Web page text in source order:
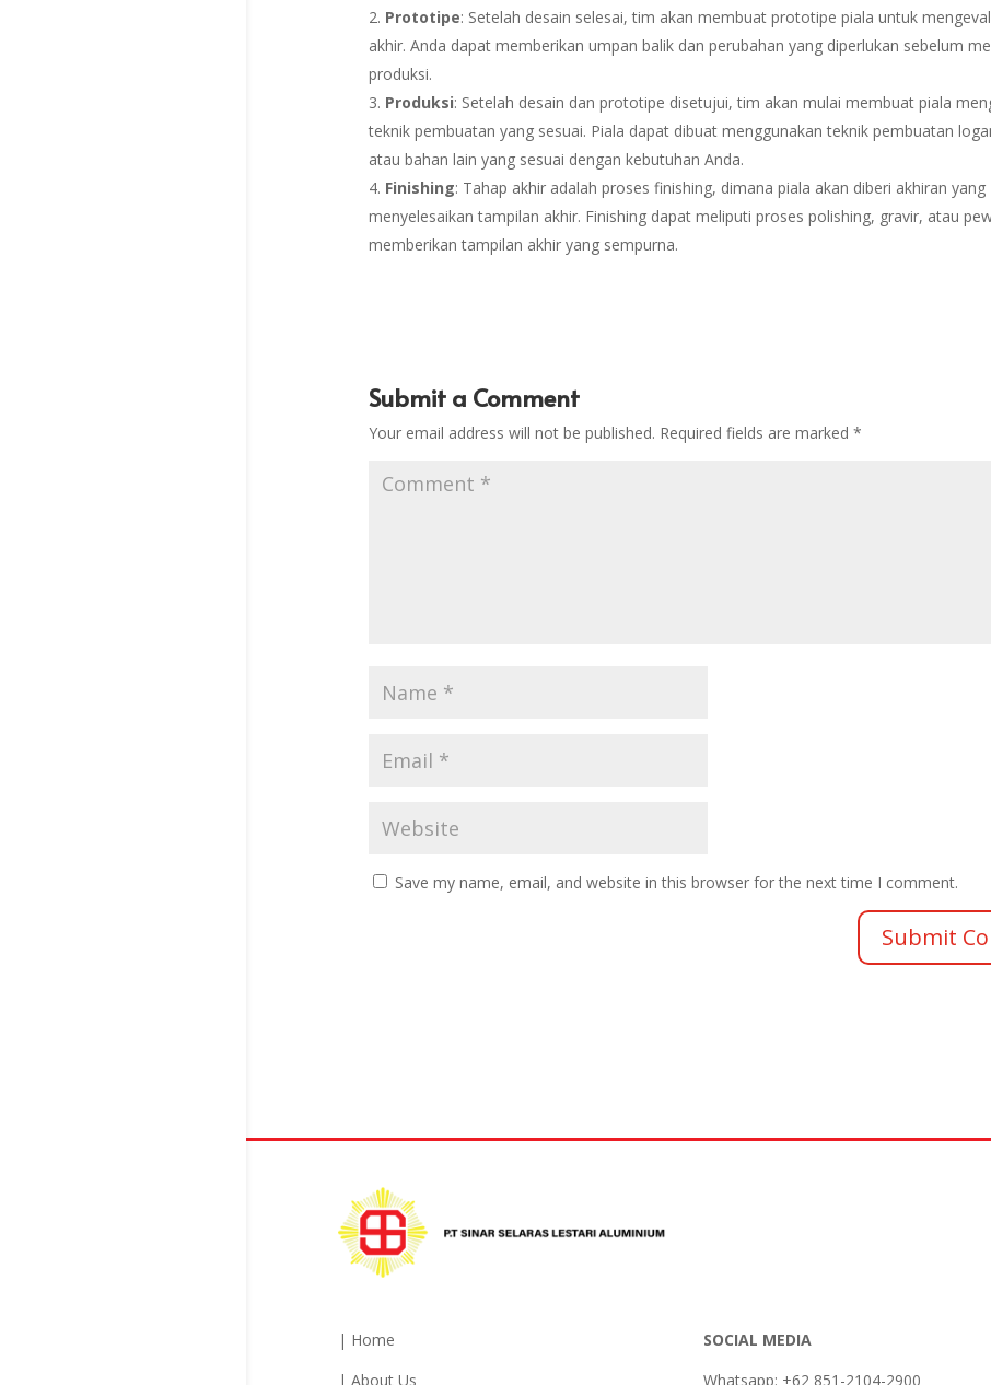
Prototipe: Setelah desain selesai, tim akan membuat prototipe piala untuk
akhir. Anda dapat memberikan umpan balik dan perubahan yang diperlukan sebelum
produksi.
Produksi: Setelah desain dan prototipe disetujui, tim akan mulai membuat piala
teknik pembuatan yang sesuai. Piala dapat dibuat menggunakan teknik pembuatan
atau bahan lain yang sesuai dengan kebutuhan Anda.
Finishing: Tahap akhir adalah proses finishing, dimana piala akan diberi akhiran yang
menyelesaikan tampilan akhir. Finishing dapat meliputi proses polishing, gravir, atau
memberikan tampilan akhir yang sempurna.
Submit a Comment
Your email address will not be published. Required fields are marked *
Save my name, email, and website in this browser for the next time I comment.
| Home
| About Us
SOCIAL MEDIA
Whatsapp: +62 851-2104-2900